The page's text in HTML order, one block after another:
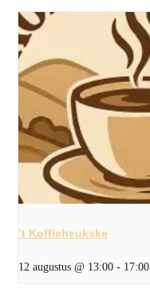
’t Koffieheukske
12 augustus @ 13:00 - 17:00